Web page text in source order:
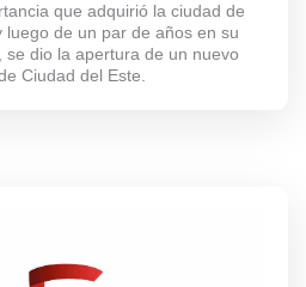
que adquirió la ciudad de
luego de un par de años en su
se dio la apertura de un nuevo
Ciudad del Este.